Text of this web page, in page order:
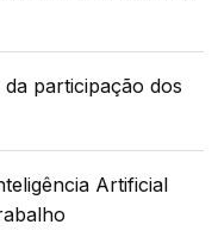
participação dos
Artificial